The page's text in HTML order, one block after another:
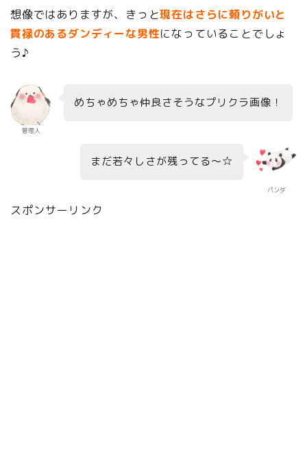
想像ではありますが、きっと現在はさらに頼りがいと
貫禄のあるダンディーな男性になっていることでしょ
う♪
管理人
めちゃめちゃ仲良さそうなプリクラ画像！
パンダ
まだ若々しさが残ってる～☆
スポンサーリンク